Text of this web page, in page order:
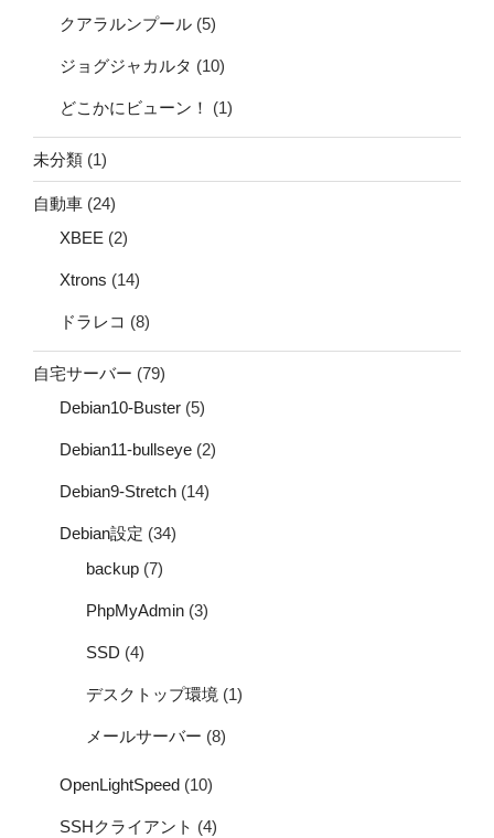
クアラルンプール (5)
ジョグジャカルタ (10)
どこかにビューン！ (1)
未分類 (1)
自動車 (24)
XBEE (2)
Xtrons (14)
ドラレコ (8)
自宅サーバー (79)
Debian10-Buster (5)
Debian11-bullseye (2)
Debian9-Stretch (14)
Debian設定 (34)
backup (7)
PhpMyAdmin (3)
SSD (4)
デスクトップ環境 (1)
メールサーバー (8)
OpenLightSpeed (10)
SSHクライアント (4)